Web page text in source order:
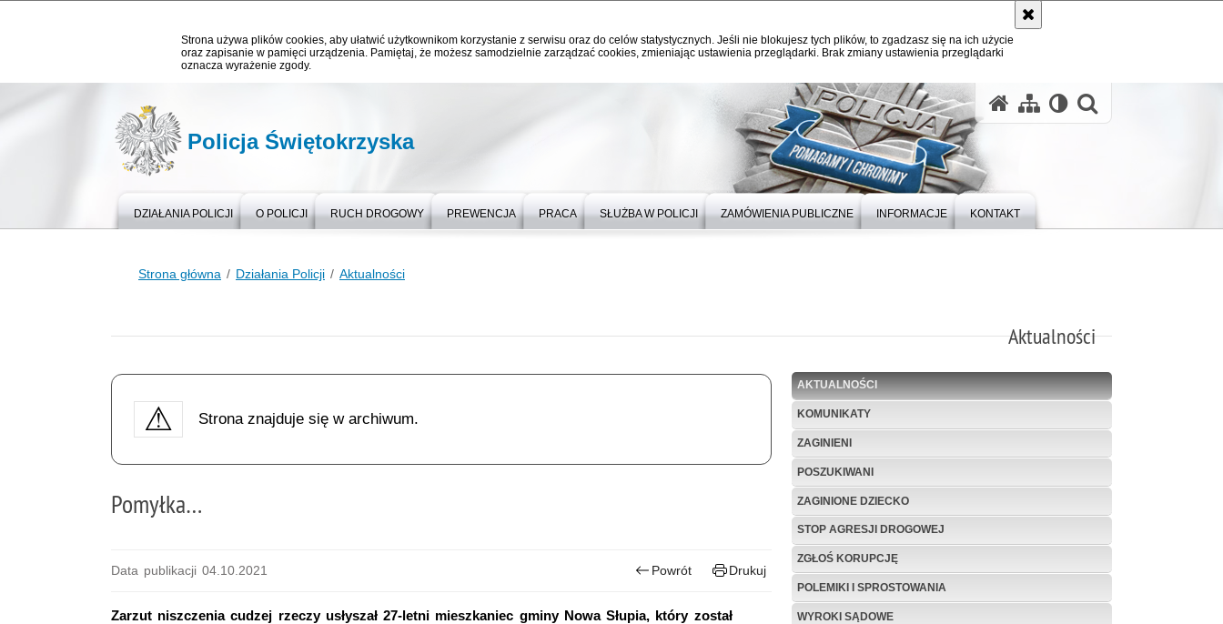
Strona używa plików cookies, aby ułatwić użytkownikom korzystanie z serwisu oraz do celów statystycznych. Jeśli nie blokujesz tych plików, to zgadzasz się na ich użycie
oraz zapisanie w pamięci urządzenia. Pamiętaj, że możesz samodzielnie zarządzać cookies, zmieniając ustawienia przeglądarki. Brak zmiany ustawienia przeglądarki
oznacza wyrażenie zgody.
Policja Świętokrzyska
DZIAŁANIA POLICJI O POLICJI RUCH DROGOWY PREWENCJA PRACA SŁUŻBA W POLICJI ZAMÓWIENIA PUBLICZNE INFORMACJE KONTAKT
Strona główna Działania Policji Aktualności
Aktualności
AKTUALNOŚCI
KOMUNIKATY
ZAGINIENI
POSZUKIWANI
ZAGINIONE DZIECKO
STOP AGRESJI DROGOWEJ
ZGŁOŚ KORUPCJĘ
POLEMIKI I SPROSTOWANIA
WYROKI SĄDOWE
Strona znajduje się w archiwum.
Pomyłka…
Data publikacji 04.10.2021 Powrót Drukuj
Zarzut niszczenia cudzej rzeczy usłyszał 27-letni mieszkaniec gminy Nowa Słupia, który został